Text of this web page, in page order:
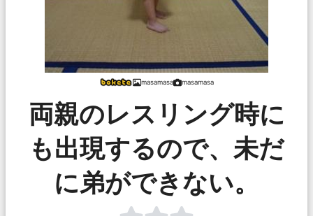
masamasa masamasa
両親のレスリング時に
も出現するので、未だ
に弟ができない。